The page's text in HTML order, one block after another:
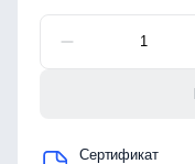
Сертификат